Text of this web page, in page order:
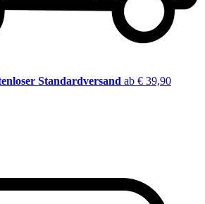
Standardversand ab € 39,90